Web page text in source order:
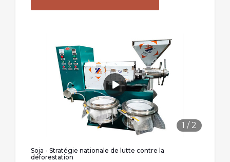
1 / 2
Soja - Stratégie nationale de lutte contre la
déforestation